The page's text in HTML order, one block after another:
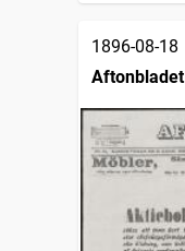
1896-08-18
Aftonbladet